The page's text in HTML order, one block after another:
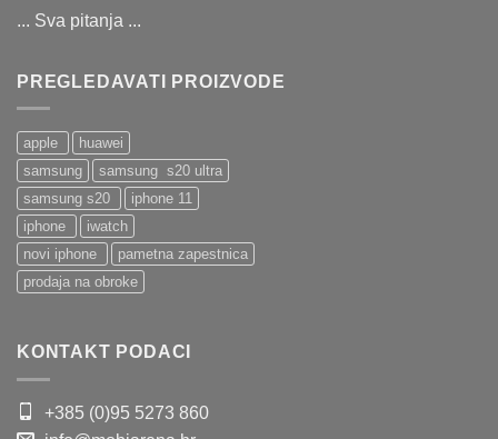
... Sva pitanja ...
PREGLEDAVATI PROIZVODE
apple
huawei
samsung
samsung s20 ultra
samsung s20
iphone 11
iphone
iwatch
novi iphone
pametna zapestnica
prodaja na obroke
KONTAKT PODACI
+385 (0)95 5273 860